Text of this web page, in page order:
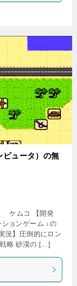
ピュータ）の無
ケムコ 【開発
ョンゲーム ↓の
況】圧倒的にロン
戦略 砂漠の […]